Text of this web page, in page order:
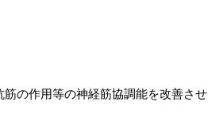
の作用等の神経筋協調能を改善させ